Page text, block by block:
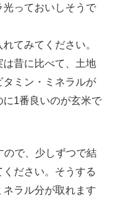
っておいしそうで
てみてください。
昔に比べて、土地
ミン・ミネラルが
1番良いのが玄米で
ので、少しずつで結
ださい。そうする
ラル分が取れます